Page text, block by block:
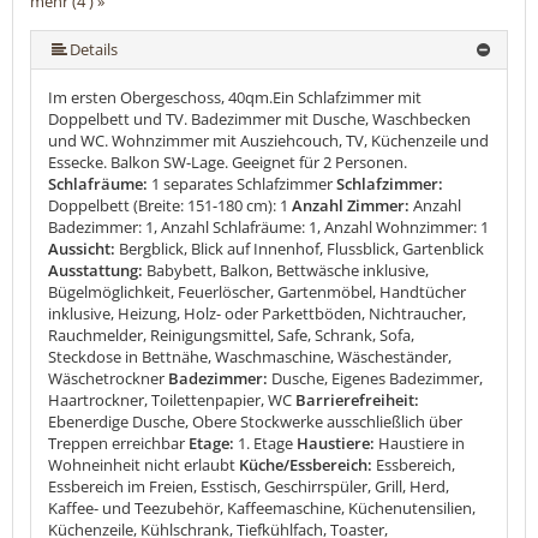
Details
Im ersten Obergeschoss, 40qm.Ein Schlafzimmer mit
Doppelbett und TV. Badezimmer mit Dusche, Waschbecken
und WC. Wohnzimmer mit Ausziehcouch, TV, Küchenzeile und
Essecke. Balkon SW-Lage. Geeignet für 2 Personen.
Schlafräume: 1 separates SchlafzimmerSchlafzimmer:
Doppelbett (Breite: 151-180 cm): 1 Anzahl Zimmer: Anzahl
Badezimmer: 1, Anzahl Schlafräume: 1, Anzahl Wohnzimmer: 1
Aussicht: Bergblick, Blick auf Innenhof, Flussblick, Gartenblick
Ausstattung: Babybett, Balkon, Bettwäsche inklusive,
Bügelmöglichkeit, Feuerlöscher, Gartenmöbel, Handtücher
inklusive, Heizung, Holz- oder Parkettböden, Nichtraucher,
Rauchmelder, Reinigungsmittel, Safe, Schrank, Sofa,
Steckdose in Bettnähe, Waschmaschine, Wäscheständer,
Wäschetrockner Badezimmer: Dusche, Eigenes Badezimmer,
Haartrockner, Toilettenpapier, WC Barrierefreiheit:
Ebenerdige Dusche, Obere Stockwerke ausschließlich über
Treppen erreichbar Etage: 1. Etage Haustiere: Haustiere in
Wohneinheit nicht erlaubt Küche/Essbereich: Essbereich,
Essbereich im Freien, Esstisch, Geschirrspüler, Grill, Herd,
Kaffee- und Teezubehör, Kaffeemaschine, Küchenutensilien,
Küchenzeile, Kühlschrank, Tiefkühlfach, Toaster,